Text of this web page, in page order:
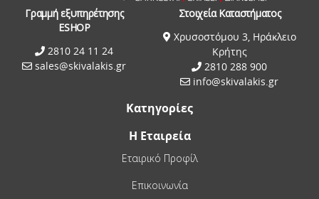
Γραμμή εξυπηρέτησης
ESHOP
2810 24 11 24
sales@skivalakis.gr
Στοιχεία Καταστήματος
Χρυσοστόμου 3, Ηράκλειο
Κρήτης
2810 288 900
info@skivalakis.gr
Κατηγορίες
Η Εταιρεία
Εταιρικό Προφίλ
Επικοινωνία